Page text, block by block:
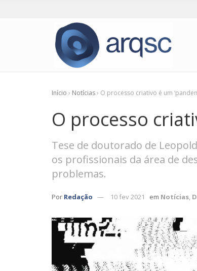
Início › Notícias› O processo criativo é um
O processo
Tese de doutorado de
os profissionais da área de
problemas.
Por Redação 10 fev 2021 em Notícias